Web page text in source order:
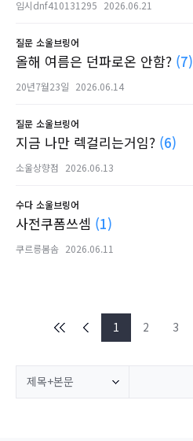
임시dnf410131295 2026.06.21
질문 소울브링어
올해 여름은 던파로온 안함? (7)
20년7월23일 2026.06.14
질문 소울브링어
지금 나만 렉걸리는거임? (6)
소울상향점 2026.06.13
수다 소울브링어
사전쿠폼쓰셈 (1)
쿠르릉봄솜 2026.06.11
1 2 3
제목+본문